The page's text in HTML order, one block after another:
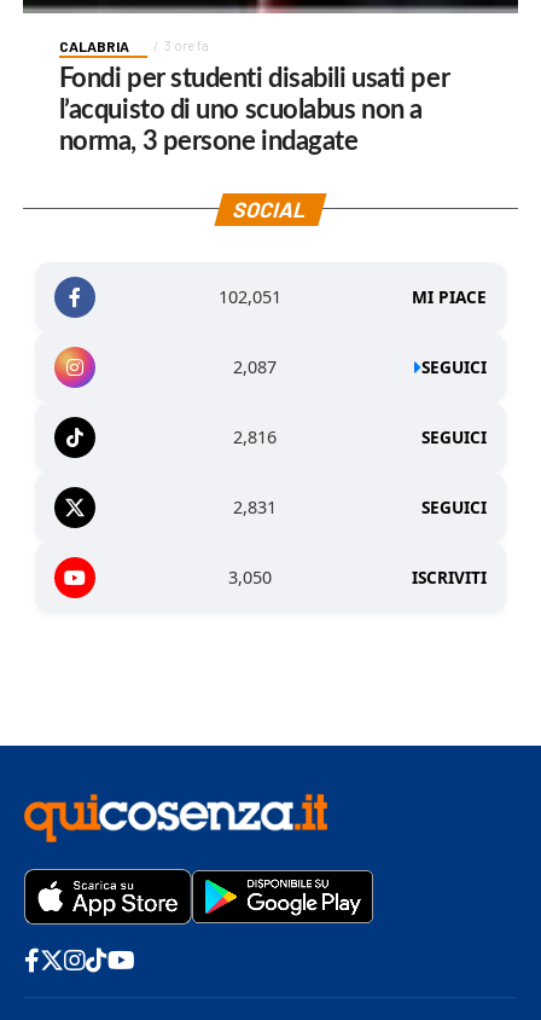
CALABRIA 3 ore fa
Fondi per studenti disabili usati per
l’acquisto di uno scuolabus non a
norma, 3 persone indagate
SOCIAL
102,051 MI PIACE
2,087 SEGUICI
2,816 SEGUICI
2,831 SEGUICI
3,050 ISCRIVITI